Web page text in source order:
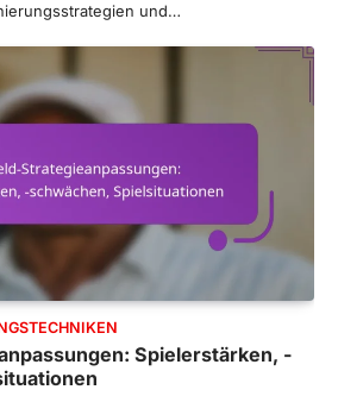
und…
Spielerstärken, -